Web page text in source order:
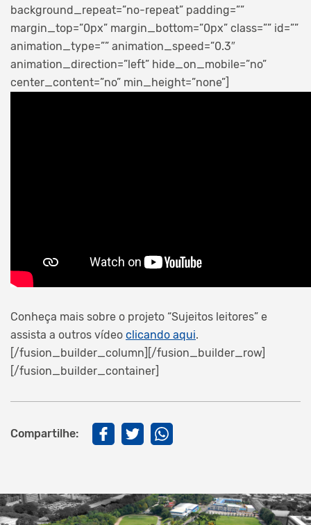
background_repeat=”no-repeat” padding=””
margin_top=”0px” margin_bottom=”0px” class=”” id=””
animation_type=”” animation_speed=”0.3″
animation_direction=”left” hide_on_mobile=”no”
center_content=”no” min_height=”none”]
Conheça mais sobre o projeto “Sujeitos leitores” e
assista a outros vídeo clicando aqui.
[/fusion_builder_column][/fusion_builder_row]
[/fusion_builder_container]
Compartilhe: